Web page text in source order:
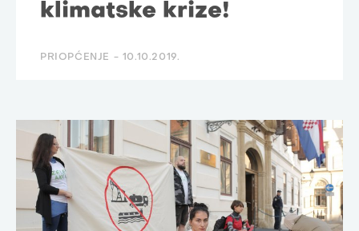
klimatske krize!
PRIOPĆENJE - 10.10.2019.